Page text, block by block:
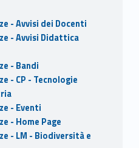
- Avvisi dei Docenti
- Avvisi Didattica
- Bandi
- CP - Tecnologie
- Eventi
- Home Page
- LM - Biodiversità e